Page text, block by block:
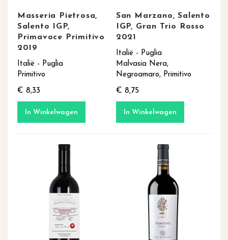
Masseria Pietrosa,
Salento IGP,
Primavoce Primitivo
2019
Italië - Puglia
Primitivo
€ 8,33
In Winkelwagen
San Marzano, Salento
IGP, Gran Trio Rosso
2021
Italië - Puglia
Malvasia Nera,
Negroamaro, Primitivo
€ 8,75
In Winkelwagen